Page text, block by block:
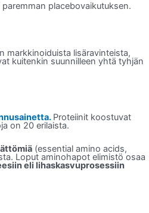
placebovaikutuksen.
markkinoiduista lisäravinteista,
kuitenkin suunnilleen yhtä tyhjän
Proteiinit koostuvat
on 20 erilaista.
(essential amino acids,
Loput aminohapot elimistö osaa
eli lihaskasvuprosessiin